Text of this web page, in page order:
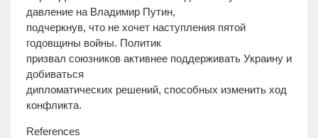
давление на Владимир Путин,
подчеркнув, что не хочет наступления пятой
годовщины войны. Политик
призвал союзников активнее поддерживать Украину и
добиваться
дипломатических решений, способных изменить ход
конфликта.
References